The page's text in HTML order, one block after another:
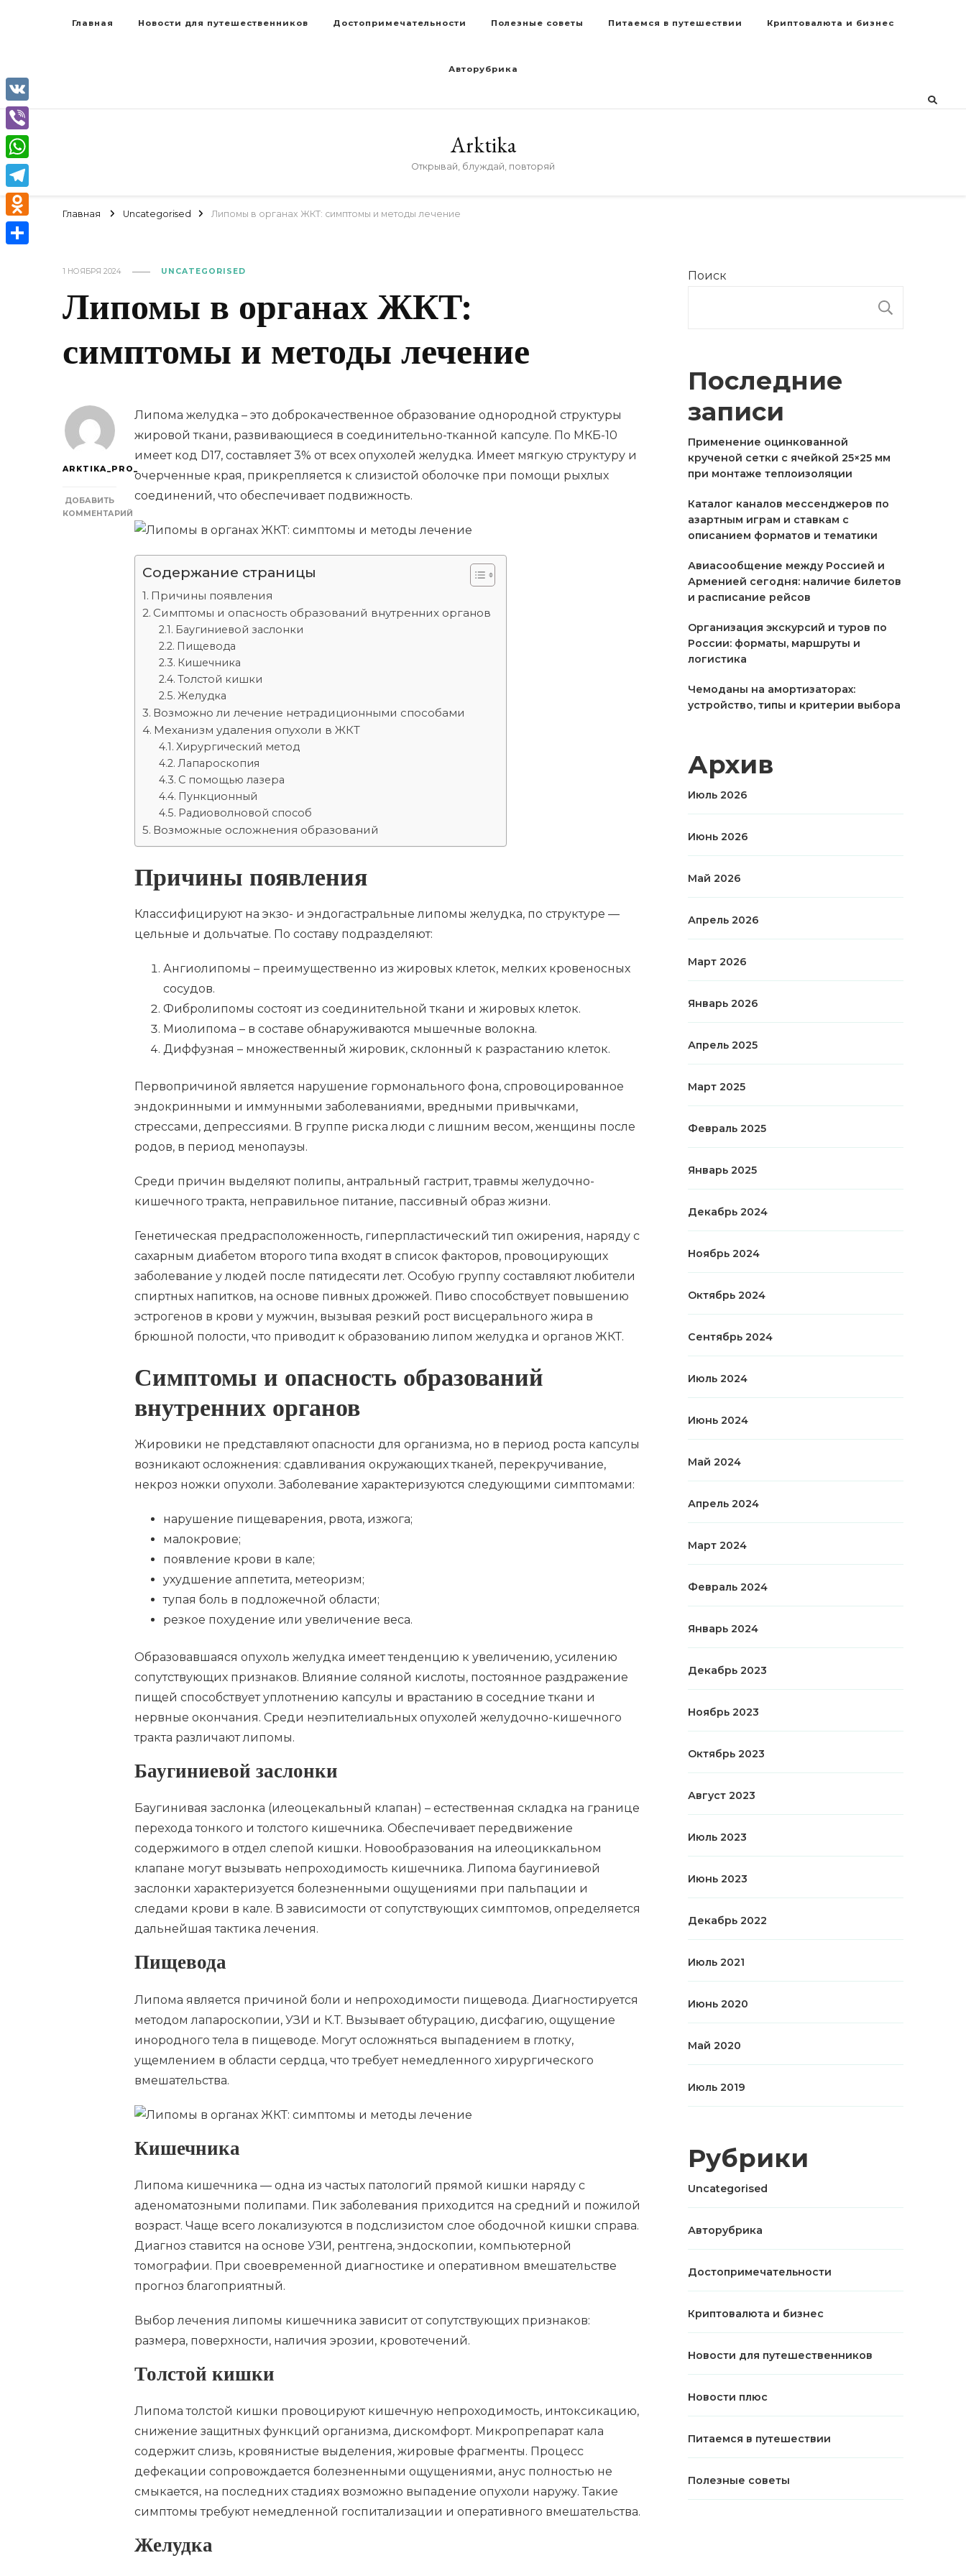
Главная Новости для путешественников Достопримечательности Полезные советы Питаемся в путешествии Криптовалюта и бизнес
Авторубрика
Arktika
Открывай, блуждай, повторяй
Главная Uncategorised Липомы в органах ЖКТ: симптомы и методы лечение
1 НОЯБРЯ 2024 UNCATEGORISED
Липомы в органах ЖКТ:
симптомы и методы лечение
ARKTIKA_PRO_
ДОБАВИТЬ
КОММЕНТАРИЙ
Липома желудка – это доброкачественное образование однородной структуры
жировой ткани, развивающиеся в соединительно-тканной капсуле. По МКБ-10
имеет код D17, составляет 3% от всех опухолей желудка. Имеет мягкую структуру и
очерченные края, прикрепляется к слизистой оболочке при помощи рыхлых
соединений, что обеспечивает подвижность.
Содержание страницы
Причины появления
Симптомы и опасность образований внутренних органов
Баугиниевой заслонки
Пищевода
Кишечника
Толстой кишки
Желудка
Возможно ли лечение нетрадиционными способами
Механизм удаления опухоли в ЖКТ
Хирургический метод
Лапароскопия
С помощью лазера
Пункционный
Радиоволновой способ
Возможные осложнения образований
Причины появления
Классифицируют на экзо- и эндогастральные липомы желудка, по структуре —
цельные и дольчатые. По составу подразделяют:
Ангиолипомы – преимущественно из жировых клеток, мелких кровеносных
сосудов.
Фибролипомы состоят из соединительной ткани и жировых клеток.
Миолипома – в составе обнаруживаются мышечные волокна.
Диффузная – множественный жировик, склонный к разрастанию клеток.
Первопричиной является нарушение гормонального фона, спровоцированное
эндокринными и иммунными заболеваниями, вредными привычками,
стрессами, депрессиями. В группе риска люди с лишним весом, женщины после
родов, в период менопаузы.
Среди причин выделяют полипы, антральный гастрит, травмы желудочно-
кишечного тракта, неправильное питание, пассивный образ жизни.
Генетическая предрасположенность, гиперпластический тип ожирения, наряду с
сахарным диабетом второго типа входят в список факторов, провоцирующих
заболевание у людей после пятидесяти лет. Особую группу составляют любители
спиртных напитков, на основе пивных дрожжей. Пиво способствует повышению
эстрогенов в крови у мужчин, вызывая резкий рост висцерального жира в
брюшной полости, что приводит к образованию липом желудка и органов ЖКТ.
Симптомы и опасность образований
внутренних органов
Жировики не представляют опасности для организма, но в период роста капсулы
возникают осложнения: сдавливания окружающих тканей, перекручивание,
некроз ножки опухоли. Заболевание характеризуются следующими симптомами:
нарушение пищеварения, рвота, изжога;
малокровие;
появление крови в кале;
ухудшение аппетита, метеоризм;
тупая боль в подложечной области;
резкое похудение или увеличение веса.
Образовавшаяся опухоль желудка имеет тенденцию к увеличению, усилению
сопутствующих признаков. Влияние соляной кислоты, постоянное раздражение
пищей способствует уплотнению капсулы и врастанию в соседние ткани и
нервные окончания. Среди неэпителиальных опухолей желудочно-кишечного
тракта различают липомы.
Баугиниевой заслонки
Баугинивая заслонка (илеоцекальный клапан) – естественная складка на границе
перехода тонкого и толстого кишечника. Обеспечивает передвижение
содержимого в отдел слепой кишки. Новообразования на илеоциккальном
клапане могут вызывать непроходимость кишечника. Липома баугиниевой
заслонки характеризуется болезненными ощущениями при пальпации и
следами крови в кале. В зависимости от сопутствующих симптомов, определяется
дальнейшая тактика лечения.
Пищевода
Липома является причиной боли и непроходимости пищевода. Диагностируется
методом лапароскопии, УЗИ и К.Т. Вызывает обтурацию, дисфагию, ощущение
инородного тела в пищеводе. Могут осложняться выпадением в глотку,
ущемлением в области сердца, что требует немедленного хирургического
вмешательства.
Кишечника
Липома кишечника — одна из частых патологий прямой кишки наряду с
аденоматозными полипами. Пик заболевания приходится на средний и пожилой
возраст. Чаще всего локализуются в подслизистом слое ободочной кишки справа.
Диагноз ставится на основе УЗИ, рентгена, эндоскопии, компьютерной
томографии. При своевременной диагностике и оперативном вмешательстве
прогноз благоприятный.
Выбор лечения липомы кишечника зависит от сопутствующих признаков:
размера, поверхности, наличия эрозии, кровотечений.
Толстой кишки
Липома толстой кишки провоцируют кишечную непроходимость, интоксикацию,
снижение защитных функций организма, дискомфорт. Микропрепарат кала
содержит слизь, кровянистые выделения, жировые фрагменты. Процесс
дефекации сопровождается болезненными ощущениями, анус полностью не
смыкается, на последних стадиях возможно выпадение опухоли наружу. Такие
симптомы требуют немедленной госпитализации и оперативного вмешательства.
Желудка
Поиск
Последние
записи
Применение оцинкованной
крученой сетки с ячейкой 25×25 мм
при монтаже теплоизоляции
Каталог каналов мессенджеров по
азартным играм и ставкам с
описанием форматов и тематики
Авиасообщение между Россией и
Арменией сегодня: наличие билетов
и расписание рейсов
Организация экскурсий и туров по
России: форматы, маршруты и
логистика
Чемоданы на амортизаторах:
устройство, типы и критерии выбора
Архив
Июль 2026
Июнь 2026
Май 2026
Апрель 2026
Март 2026
Январь 2026
Апрель 2025
Март 2025
Февраль 2025
Январь 2025
Декабрь 2024
Ноябрь 2024
Октябрь 2024
Сентябрь 2024
Июль 2024
Июнь 2024
Май 2024
Апрель 2024
Март 2024
Февраль 2024
Январь 2024
Декабрь 2023
Ноябрь 2023
Октябрь 2023
Август 2023
Июль 2023
Июнь 2023
Декабрь 2022
Июль 2021
Июнь 2020
Май 2020
Июль 2019
Рубрики
Uncategorised
Авторубрика
Достопримечательности
Криптовалюта и бизнес
Новости для путешественников
Новости плюс
Питаемся в путешествии
Полезные советы
VK
Viber
WhatsApp
Telegram
Odnoklassniki